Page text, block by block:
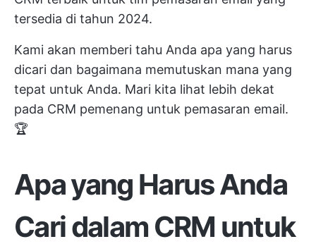
tersedia di tahun 2024.
Kami akan memberi tahu Anda apa yang harus
dicari dan bagaimana memutuskan mana yang
tepat untuk Anda. Mari kita lihat lebih dekat
pada CRM pemenang untuk pemasaran email.
🏆
Apa yang Harus Anda
Cari dalam CRM untuk